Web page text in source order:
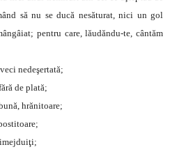
să nu se ducă nesăturat, nici un gol
pentru care, lăudăndu-te, cântăm
nedeşertată;
de plată;
hrănitoare;